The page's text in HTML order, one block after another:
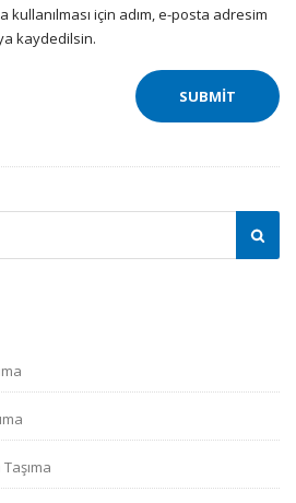
için adım, e-posta adresim
kaydedilsin.